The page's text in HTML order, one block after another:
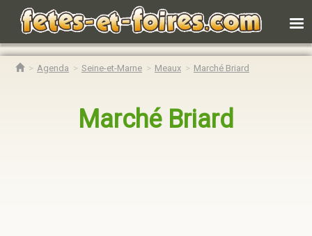
Agenda Seine-et-Marne Meaux Marché Briard
Marché Briard